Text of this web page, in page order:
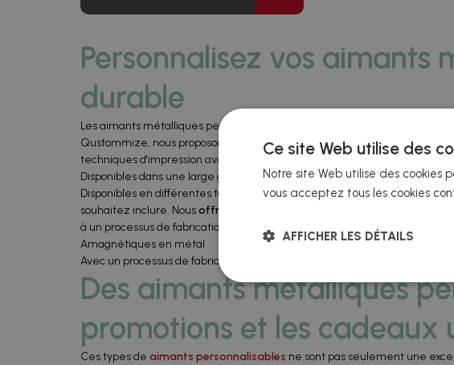
Personnalisez vos aimants
durable
Les aimants métalliques personnalisés sont une excellente option pour
Qustommize, nous proposons des aimants de haute qualité avec
techniques d'impression avancées, nous obtenons une finition nette et
Disponibles dans une large gamme de tailles.
Disponibles en différentes tailles et formes, vous pouvez personnaliser
souhaitez inclure. Nousoffrons également différentes finitions telles
à un processus de fabrication optimisé, nous assurons une production et
Amagnétiques en métal
Avec un processus de fabrication optimisé, nous assurons une production
Des aimants métalliques
promotions et les cadeaux
Ces types de aimants personnalisables ne sont pas seulement une
Ce site Web utilise des
Notre site Web utilise des cookies
vous acceptez tous les cookies
AFFICHER LES DÉTAILS